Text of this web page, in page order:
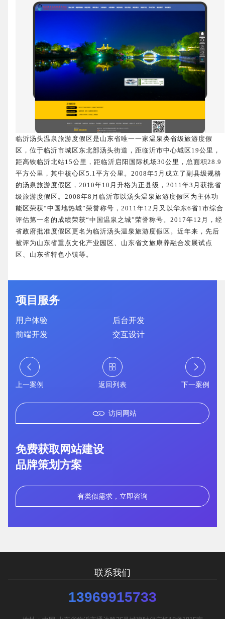
临沂汤头温泉旅游度假区是山东省唯一一家温泉类省级旅游度假
区，位于临沂市城区东北部汤头街道，距临沂市中心城区19公里，
距高铁临沂北站15公里，距临沂启阳国际机场30公里，总面积28.9
平方公里，其中核心区5.1平方公里。2008年5月成立了副县级规格
的汤泉旅游度假区，2010年10月升格为正县级，2011年3月获批省
级旅游度假区。2008年8月临沂市以汤头温泉旅游度假区为主体功
能区荣获“中国地热城”荣誉称号，2011年12月又以华东6省1市综合
评估第一名的成绩荣获“中国温泉之城”荣誉称号。2017年12月，经
省政府批准度假区更名为临沂汤头温泉旅游度假区。近年来，先后
被评为山东省重点文化产业园区、山东省文旅康养融合发展试点
区、山东省特色小镇等。
项目服务
用户体验
后台开发
前端开发
交互设计
上一案例 返回列表 下一案例
访问网站
免费获取网站建设
品牌策划方案
有类似需求，立即咨询
联系我们
13969915733
企业网站建设 · 营销型网站建设 · SEO搜索优
GEO生成式引擎优化
网站运维与内容优化